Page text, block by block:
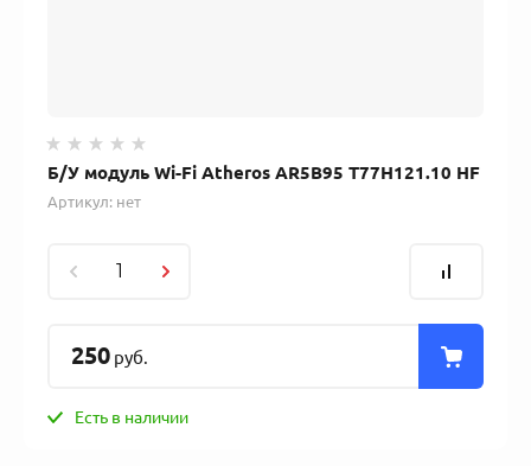
Б/У модуль Wi-Fi Atheros AR5B95 T77H121.10 HF
Артикул: нет
250 руб.
Есть в наличии